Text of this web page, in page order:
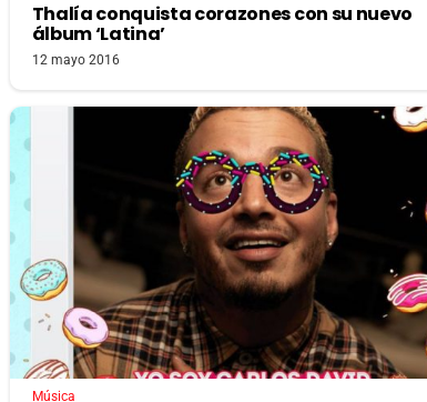
Thalía conquista corazones con su nuevo
álbum ‘Latina’
12 mayo 2016
Música